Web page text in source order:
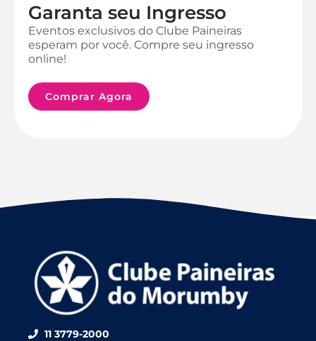
Garanta seu Ingresso
Eventos exclusivos do Clube Paineiras
esperam por você. Compre seu ingresso
online!
Comprar Agora
11 3779-2000